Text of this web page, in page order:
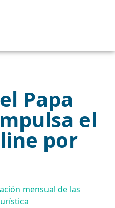
Papa
el
por
mensual de las